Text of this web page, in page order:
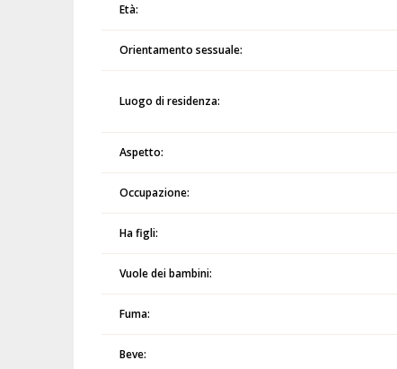
Età:
Orientamento sessuale:
Luogo di residenza:
Aspetto:
Occupazione:
Ha figli:
Vuole dei bambini:
Fuma:
Beve: